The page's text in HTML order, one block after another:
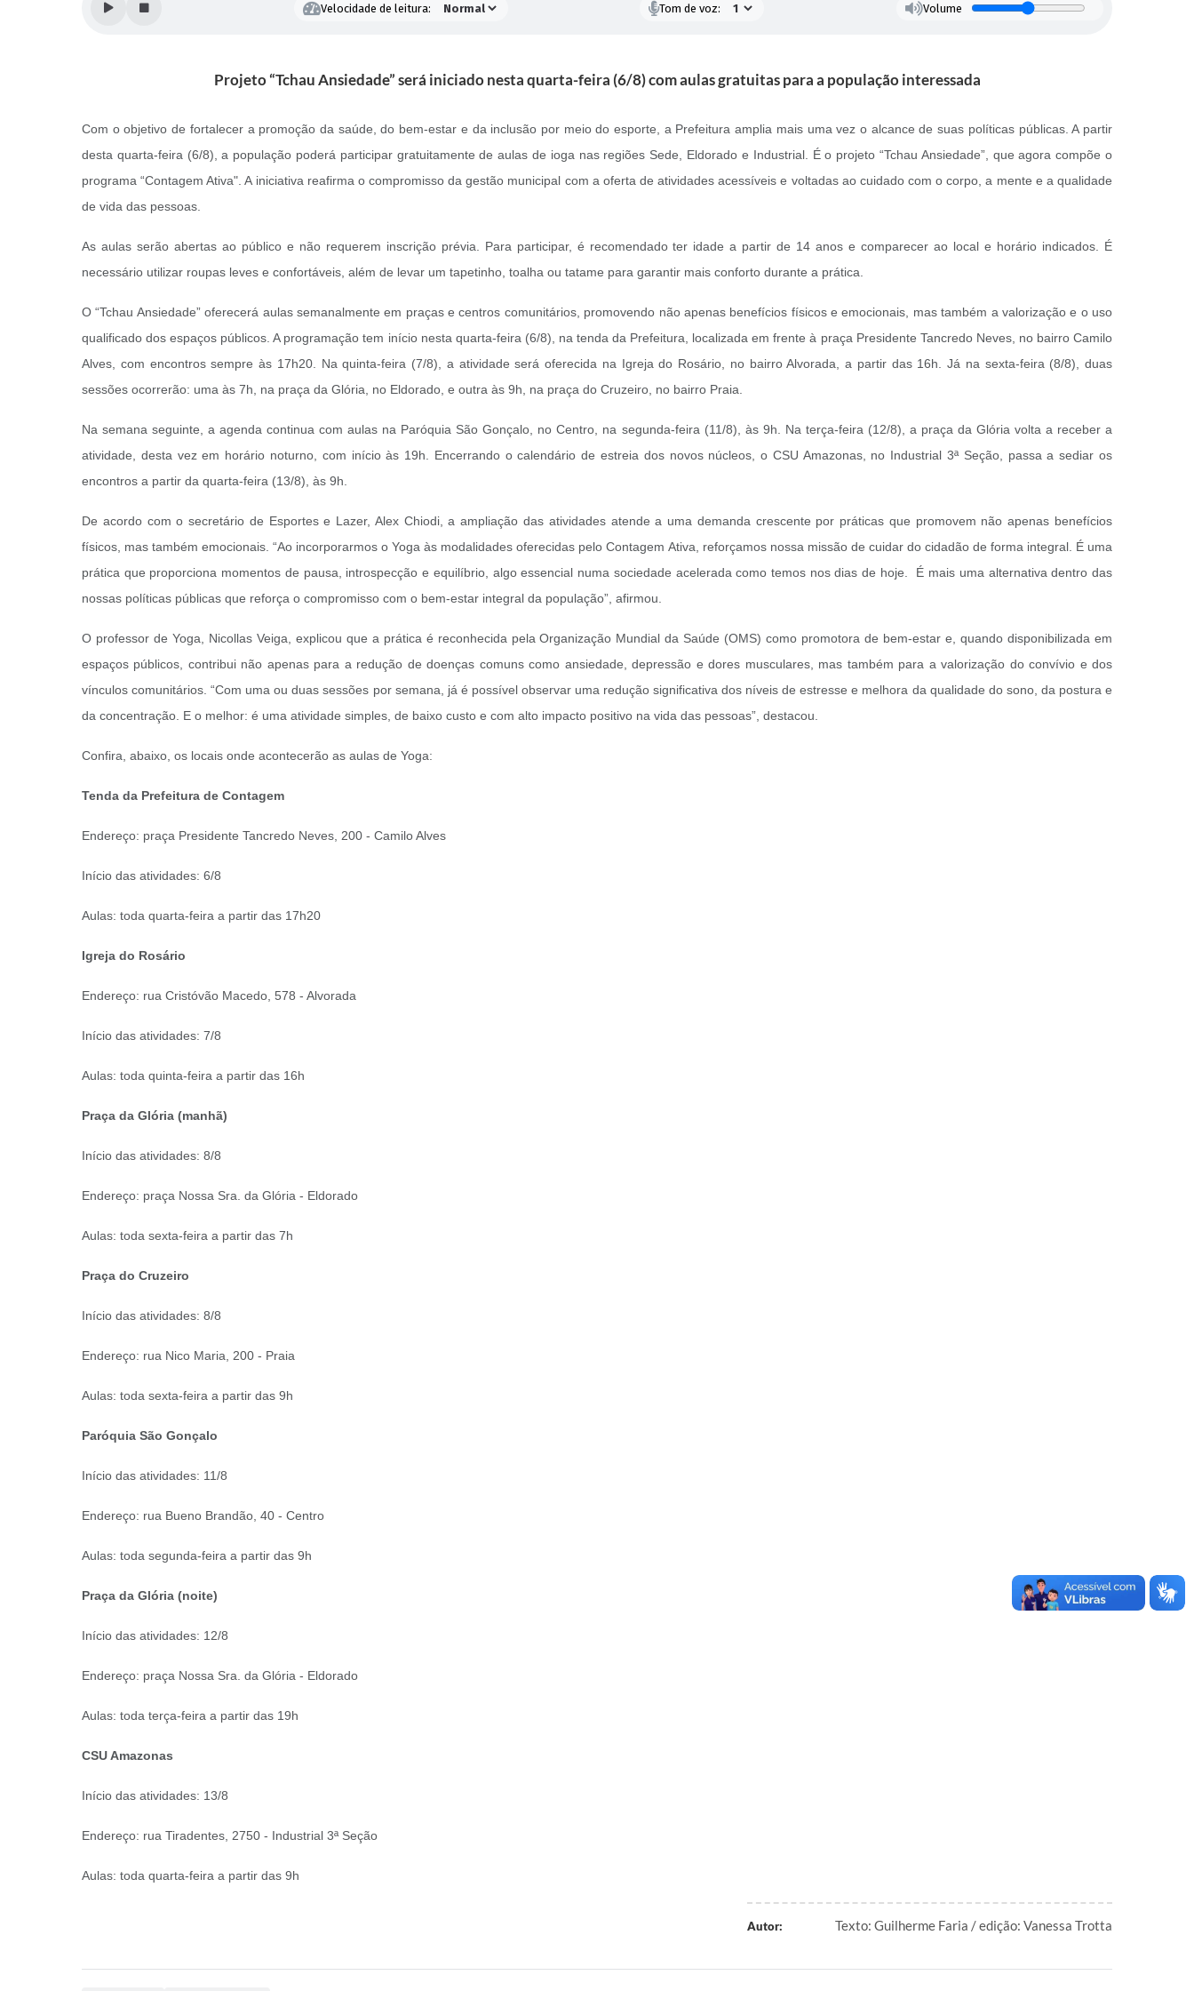
Velocidade de leitura: Tom de voz: Volume
Projeto “Tchau Ansiedade” será iniciado nesta quarta-feira (6/8) com aulas gratuitas para a população interessada
Com o objetivo de fortalecer a promoção da saúde, do bem-estar e da inclusão por meio do esporte, a Prefeitura amplia mais uma vez o alcance de suas políticas públicas. A partir
desta quarta-feira (6/8), a população poderá participar gratuitamente de aulas de ioga nas regiões Sede, Eldorado e Industrial. É o projeto “Tchau Ansiedade”, que agora compõe o
programa “Contagem Ativa". A iniciativa reafirma o compromisso da gestão municipal com a oferta de atividades acessíveis e voltadas ao cuidado com o corpo, a mente e a qualidade
de vida das pessoas.
As aulas serão abertas ao público e não requerem inscrição prévia. Para participar, é recomendado ter idade a partir de 14 anos e comparecer ao local e horário indicados. É
necessário utilizar roupas leves e confortáveis, além de levar um tapetinho, toalha ou tatame para garantir mais conforto durante a prática.
O “Tchau Ansiedade” oferecerá aulas semanalmente em praças e centros comunitários, promovendo não apenas benefícios físicos e emocionais, mas também a valorização e o uso
qualificado dos espaços públicos. A programação tem início nesta quarta-feira (6/8), na tenda da Prefeitura, localizada em frente à praça Presidente Tancredo Neves, no bairro Camilo
Alves, com encontros sempre às 17h20. Na quinta-feira (7/8), a atividade será oferecida na Igreja do Rosário, no bairro Alvorada, a partir das 16h. Já na sexta-feira (8/8), duas
sessões ocorrerão: uma às 7h, na praça da Glória, no Eldorado, e outra às 9h, na praça do Cruzeiro, no bairro Praia.
Na semana seguinte, a agenda continua com aulas na Paróquia São Gonçalo, no Centro, na segunda-feira (11/8), às 9h. Na terça-feira (12/8), a praça da Glória volta a receber a
atividade, desta vez em horário noturno, com início às 19h. Encerrando o calendário de estreia dos novos núcleos, o CSU Amazonas, no Industrial 3ª Seção, passa a sediar os
encontros a partir da quarta-feira (13/8), às 9h.
De acordo com o secretário de Esportes e Lazer, Alex Chiodi, a ampliação das atividades atende a uma demanda crescente por práticas que promovem não apenas benefícios
físicos, mas também emocionais. “Ao incorporarmos o Yoga às modalidades oferecidas pelo Contagem Ativa, reforçamos nossa missão de cuidar do cidadão de forma integral. É uma
prática que proporciona momentos de pausa, introspecção e equilíbrio, algo essencial numa sociedade acelerada como temos nos dias de hoje. É mais uma alternativa dentro das
nossas políticas públicas que reforça o compromisso com o bem-estar integral da população”, afirmou.
O professor de Yoga, Nicollas Veiga, explicou que a prática é reconhecida pela Organização Mundial da Saúde (OMS) como promotora de bem-estar e, quando disponibilizada em
espaços públicos, contribui não apenas para a redução de doenças comuns como ansiedade, depressão e dores musculares, mas também para a valorização do convívio e dos
vínculos comunitários. “Com uma ou duas sessões por semana, já é possível observar uma redução significativa dos níveis de estresse e melhora da qualidade do sono, da postura e
da concentração. E o melhor: é uma atividade simples, de baixo custo e com alto impacto positivo na vida das pessoas”, destacou.
Confira, abaixo, os locais onde acontecerão as aulas de Yoga:
Tenda da Prefeitura de Contagem
Endereço: praça Presidente Tancredo Neves, 200 - Camilo Alves
Início das atividades: 6/8
Aulas: toda quarta-feira a partir das 17h20
Igreja do Rosário
Endereço: rua Cristóvão Macedo, 578 - Alvorada
Início das atividades: 7/8
Aulas: toda quinta-feira a partir das 16h
Praça da Glória (manhã)
Início das atividades: 8/8
Endereço: praça Nossa Sra. da Glória - Eldorado
Aulas: toda sexta-feira a partir das 7h
Praça do Cruzeiro
Início das atividades: 8/8
Endereço: rua Nico Maria, 200 - Praia
Aulas: toda sexta-feira a partir das 9h
Paróquia São Gonçalo
Início das atividades: 11/8
Endereço: rua Bueno Brandão, 40 - Centro
Aulas: toda segunda-feira a partir das 9h
Praça da Glória (noite)
Início das atividades: 12/8
Endereço: praça Nossa Sra. da Glória - Eldorado
Aulas: toda terça-feira a partir das 19h
CSU Amazonas
Início das atividades: 13/8
Endereço: rua Tiradentes, 2750 - Industrial 3ª Seção
Aulas: toda quarta-feira a partir das 9h
Autor: Texto: Guilherme Faria / edição: Vanessa Trotta